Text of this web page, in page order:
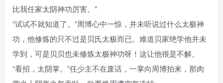
比我任家太阴神功厉害。”
“试试不就知道了。”周博心中一惊，并未听说过什么太极神
功，他修炼的只不过是贝氏太极而已。难道贝家绝学他并未
学到，可是贝贝也未修炼太极神功呀！这让他很是不解。
“看招，太阴掌。”任少主不在废话，一掌向周博拍来，那肉